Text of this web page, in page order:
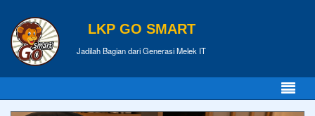
LKP GO SMART
Jadilah Bagian dari Generasi Melek IT